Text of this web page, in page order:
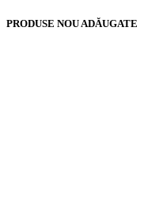
PRODUSE NOU ADĂUGATE